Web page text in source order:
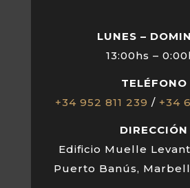
LUNES –
13:00hs –
TELÉFONO
+34 952 811 239 / +34
DIRECCIÓN
Edificio Muelle
Puerto Banús,